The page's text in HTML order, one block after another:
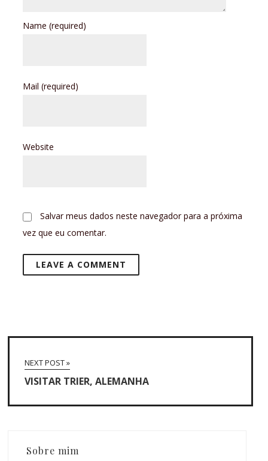
Name(required)
Mail(required)
Website
Salvar meus dados neste navegador para a próxima
vez que eu comentar.
NEXT POST »
VISITAR TRIER, ALEMANHA
Sobre mim